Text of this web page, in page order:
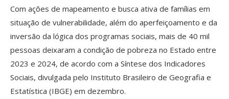
Com ações de mapeamento e busca ativa de famílias em
situação de vulnerabilidade, além do aperfeiçoamento e da
inversão da lógica dos programas sociais, mais de 40 mil
pessoas deixaram a condição de pobreza no Estado entre
2023 e 2024, de acordo com a Síntese dos Indicadores
Sociais, divulgada pelo Instituto Brasileiro de Geografia e
Estatística (IBGE) em dezembro.